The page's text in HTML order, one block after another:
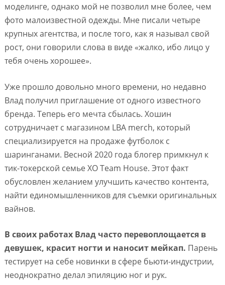
моделинге, однако мой не позволил мне более, чем
фото малоизвестной одежды. Мне писали четыре
крупных агентства, и после того, как я называл свой
рост, они говорили слова в виде «жалко, ибо лицо у
тебя очень хорошее».
Уже прошло довольно много времени, но недавно
Влад получил приглашение от одного известного
бренда. Теперь его мечта сбылась. Хошин
сотрудничает с магазином LBA merch, который
специализируется на продаже футболок с
шаринганами. Весной 2020 года блогер примкнул к
тик-токерской семье XO Team House. Этот факт
обусловлен желанием улучшить качество контента,
найти единомышленников для съемки оригинальных
вайнов.
В своих работах Влад часто перевоплощается в
девушек, красит ногти и наносит мейкап. Парень
тестирует на себе новинки в сфере бьюти-индустрии,
неоднократно делал эпиляцию ног и рук.